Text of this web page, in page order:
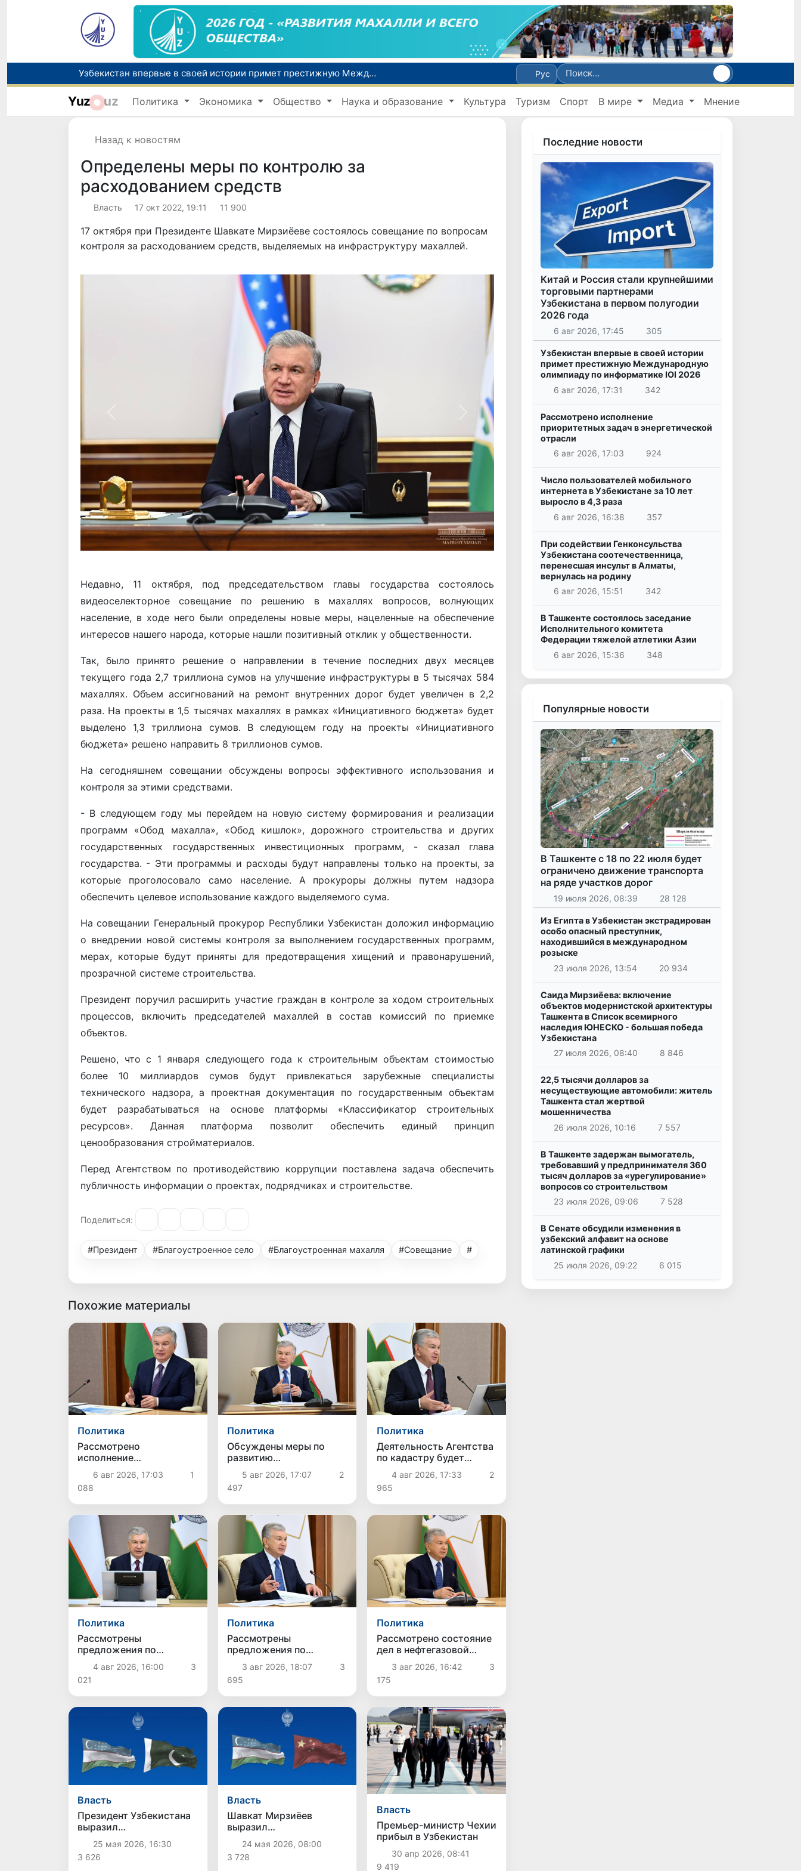
Узбекистан впервые в своей истории примет престижную Международную олимпиаду по информатике IOI 2026
Число пользователей мобильного интернета в Узбекистане за 10 лет выросло в 4,3 раза
При содействии Генконсульства Узбекистана соотечественница, перенесшая инсульт в Алматы, вернулась на родину
Рус
Yuz uz Политика Экономика Общество Наука и образование Культура Туризм Спорт В мире Медиа Мнение
Назад к новостям
Определены меры по контролю за
расходованием средств
Власть 17 окт 2022, 19:11 11 900
17 октября при Президенте Шавкате Мирзиёеве состоялось совещание по вопросам
контроля за расходованием средств, выделяемых на инфраструктуру махаллей.
Вперёд
Недавно, 11 октября, под председательством главы государства состоялось
видеоселекторное совещание по решению в махаллях вопросов, волнующих
население, в ходе него были определены новые меры, нацеленные на обеспечение
интересов нашего народа, которые нашли позитивный отклик у общественности.
Так, было принято решение о направлении в течение последних двух месяцев
текущего года 2,7 триллиона сумов на улучшение инфраструктуры в 5 тысячах 584
махаллях. Объем ассигнований на ремонт внутренних дорог будет увеличен в 2,2
раза. На проекты в 1,5 тысячах махаллях в рамках «Инициативного бюджета» будет
выделено 1,3 триллиона сумов. В следующем году на проекты «Инициативного
бюджета» решено направить 8 триллионов сумов.
На сегодняшнем совещании обсуждены вопросы эффективного использования и
контроля за этими средствами.
- В следующем году мы перейдем на новую систему формирования и реализации
программ «Обод махалла», «Обод кишлок», дорожного строительства и других
государственных государственных инвестиционных программ, - сказал глава
государства. - Эти программы и расходы будут направлены только на проекты, за
которые проголосовало само население. А прокуроры должны путем надзора
обеспечить целевое использование каждого выделяемого сума.
На совещании Генеральный прокурор Республики Узбекистан доложил информацию
о внедрении новой системы контроля за выполнением государственных программ,
мерах, которые будут приняты для предотвращения хищений и правонарушений,
прозрачной системе строительства.
Президент поручил расширить участие граждан в контроле за ходом строительных
процессов, включить председателей махаллей в состав комиссий по приемке
объектов.
Решено, что с 1 января следующего года к строительным объектам стоимостью
более 10 миллиардов сумов будут привлекаться зарубежные специалисты
технического надзора, а проектная документация по государственным объектам
будет разрабатываться на основе платформы «Классификатор строительных
ресурсов». Данная платформа позволит обеспечить единый принцип
ценообразования стройматериалов.
Перед Агентством по противодействию коррупции поставлена задача обеспечить
публичность информации о проектах, подрядчиках и строительстве.
Поделиться:
#Президент #Благоустроенное село #Благоустроенная махалля #Совещание #
Похожие материалы
Политика
Рассмотрено
исполнение
приоритетных задач в
энергетической отрасли
6 авг 2026, 17:03
1
088
Политика
Обсуждены меры по
развитию
животноводства и
птицеводства
5 авг 2026, 17:07
2
497
Политика
Деятельность Агентства
по кадастру будет
организована на основе
новых подходов
4 авг 2026, 17:33
2
965
Политика
Рассмотрены
предложения по
совершенствованию
системы оплаты труда
государственных
служащих
4 авг 2026, 16:00
3
021
Политика
Рассмотрены
предложения по
дальнейшему
совершенствованию
системы социальной
защиты
3 авг 2026, 18:07
3
695
Политика
Рассмотрено состояние
дел в нефтегазовой
отрасли
3 авг 2026, 16:42
3
175
Власть
Президент Узбекистана
выразил
соболезнования
руководству Пакистана
в связи с терактом в
25 мая 2026, 16:30
3 626
Власть
Шавкат Мирзиёев
выразил
соболезнования Си
Цзиньпину после
трагедии на угольной
24 мая 2026, 08:00
3 728
Власть
Премьер-министр Чехии
прибыл в Узбекистан
30 апр 2026, 08:41
9 419
Последние новости
Китай и Россия стали крупнейшими
торговыми партнерами
Узбекистана в первом полугодии
2026 года
6 авг 2026, 17:45 305
Узбекистан впервые в своей истории
примет престижную Международную
олимпиаду по информатике IOI 2026
6 авг 2026, 17:31
342
Рассмотрено исполнение
приоритетных задач в энергетической
отрасли
6 авг 2026, 17:03
924
Число пользователей мобильного
интернета в Узбекистане за 10 лет
выросло в 4,3 раза
6 авг 2026, 16:38
357
При содействии Генконсульства
Узбекистана соотечественница,
перенесшая инсульт в Алматы,
вернулась на родину
6 авг 2026, 15:51
342
В Ташкенте состоялось заседание
Исполнительного комитета
Федерации тяжелой атлетики Азии
6 авг 2026, 15:36
348
Популярные новости
В Ташкенте с 18 по 22 июля будет
ограничено движение транспорта
на ряде участков дорог
19 июля 2026, 08:39 28 128
Из Египта в Узбекистан экстрадирован
особо опасный преступник,
находившийся в международном
розыске
23 июля 2026, 13:54
20 934
Саида Мирзиёева: включение
объектов модернистской архитектуры
Ташкента в Список всемирного
наследия ЮНЕСКО - большая победа
Узбекистана
27 июля 2026, 08:40
8 846
22,5 тысячи долларов за
несуществующие автомобили: житель
Ташкента стал жертвой
мошенничества
26 июля 2026, 10:16
7 557
В Ташкенте задержан вымогатель,
требовавший у предпринимателя 360
тысяч долларов за «урегулирование»
вопросов со строительством
23 июля 2026, 09:06
7 528
В Сенате обсудили изменения в
узбекский алфавит на основе
латинской графики
25 июля 2026, 09:22
6 015